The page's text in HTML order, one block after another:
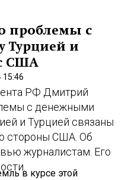
проблемы с
Турцией и
США
15:46
РФ Дмитрий
с денежными
и Турцией связаны
стороны США. Об
журналистам. Его
в курсе этой